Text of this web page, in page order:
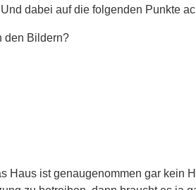
dabei auf die folgenden Punkte
den Bildern?
ist genaugenommen gar kein